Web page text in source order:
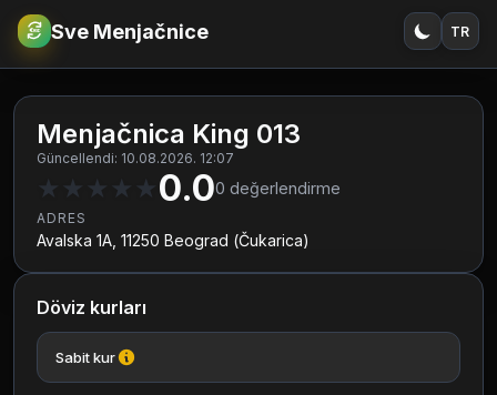
€RSD Sve Menjačnice TR
Menjačnica King 013
Güncellendi: 10.08.2026. 12:07
★ ★ ★ ★ ★0.00 değerlendirme
ADRES
Avalska 1A, 11250 Beograd (Čukarica)
Döviz kurları
Sabit kur